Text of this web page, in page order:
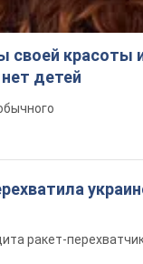
своей красоты
детей
ракет-